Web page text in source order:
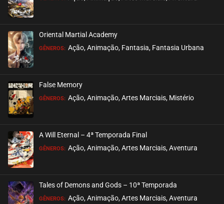
Oriental Martial Academy
GÊNEROS: Ação, Animação, Fantasia, Fantasia Urbana
False Memory
GÊNEROS: Ação, Animação, Artes Marciais, Mistério
A Will Eternal – 4ª Temporada Final
GÊNEROS: Ação, Animação, Artes Marciais, Aventura
Tales of Demons and Gods – 10ª Temporada
GÊNEROS: Ação, Animação, Artes Marciais, Aventura